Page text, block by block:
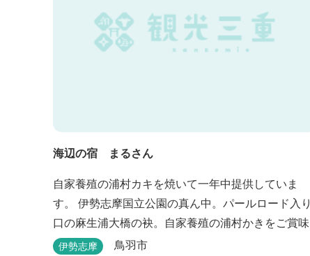
海辺の宿 まるさん
自家養殖の浦村カキを焼いて一年中提供していま
す。 伊勢志摩国立公園の真ん中。パールロード入り
口の麻生浦大橋の袂。自家養殖の浦村かきをご賞味
下さい。
伊勢志摩 鳥羽市